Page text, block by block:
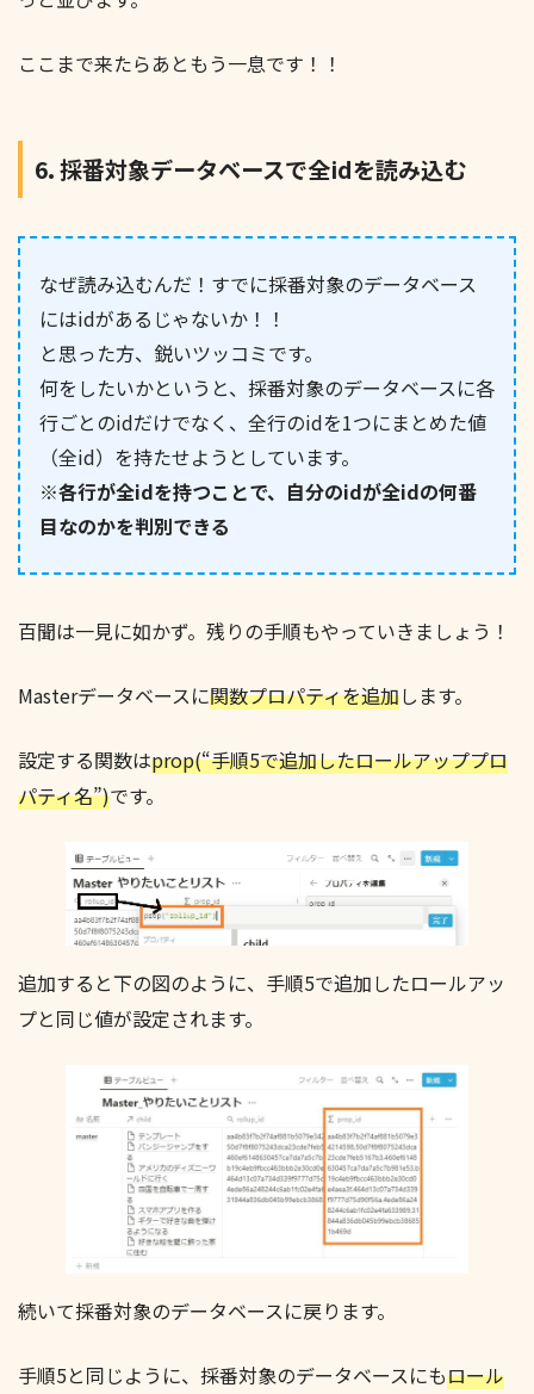
ここまで来たらあともう一息です！！
6. 採番対象データベースで全idを読み込む
なぜ読み込むんだ！すでに採番対象のデータベース
にはidがあるじゃないか！！
と思った方、鋭いツッコミです。
何をしたいかというと、採番対象のデータベースに各
行ごとのidだけでなく、全行のidを1つにまとめた値
（全id）を持たせようとしています。
※各行が全idを持つことで、自分のidが全idの何番
目なのかを判別できる
百聞は一見に如かず。残りの手順もやっていきましょう！
Masterデータベースに関数プロパティを追加します。
設定する関数はprop(“手順5で追加したロールアッププロ
パティ名”)です。
追加すると下の図のように、手順5で追加したロールアッ
プと同じ値が設定されます。
続いて採番対象のデータベースに戻ります。
手順5と同じように、採番対象のデータベースにもロール